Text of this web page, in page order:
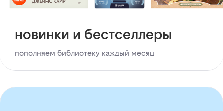
новинки и бестселлеры
пополняем библиотеку каждый месяц